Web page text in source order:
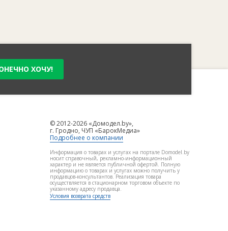
ХОЧУ!
© 2012-2026 «Домодел.by»,
г. Гродно, ЧУП «БарокМедиа»
Подробнее о компании
Информация о товарах и услугах на портале Domodel.by
носит справочный, рекламно-информационный
характер и не является публичной офертой. Полную
информацию о товарах и услугах можно получить у
продавцов-консультантов. Реализация товара
осуществляется в стационарном торговом объекте по
указанному адресу продавца.
Условия возврата средств